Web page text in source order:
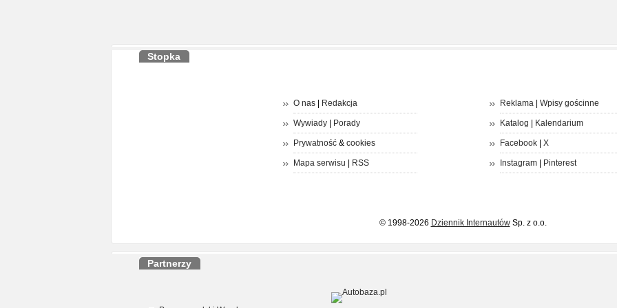
Stopka
O nas| Redakcja
Wywiady| Porady
Prywatność& cookies
Mapa serwisu RSS
Reklama| Wpisy gościnne
Katalog Kalendarium
Facebook| X
Instagram| Pinterest
© 1998-2026 Dziennik InternautówSp. z o.o.
Partnerzy